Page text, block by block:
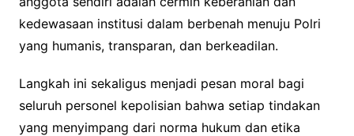
kedewasaan institusi dalam berbenah menuju Polri
yang humanis, transparan, dan berkeadilan.
Langkah ini sekaligus menjadi pesan moral bagi
seluruh personel kepolisian bahwa setiap tindakan
yang menyimpang dari norma hukum dan etika